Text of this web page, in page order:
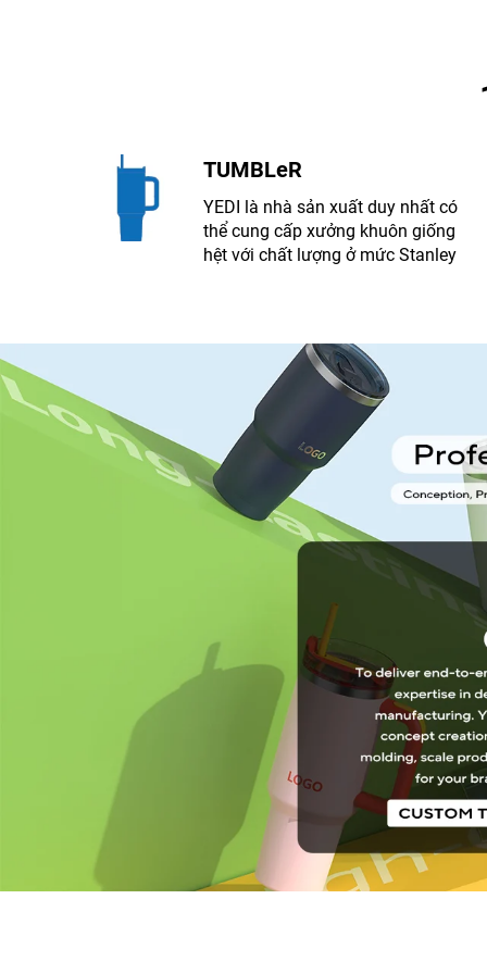
TUMBLeR
YEDI là nhà sản xuất duy nhất có
thể cung cấp xưởng khuôn giống
hệt với chất lượng ở mức Stanley